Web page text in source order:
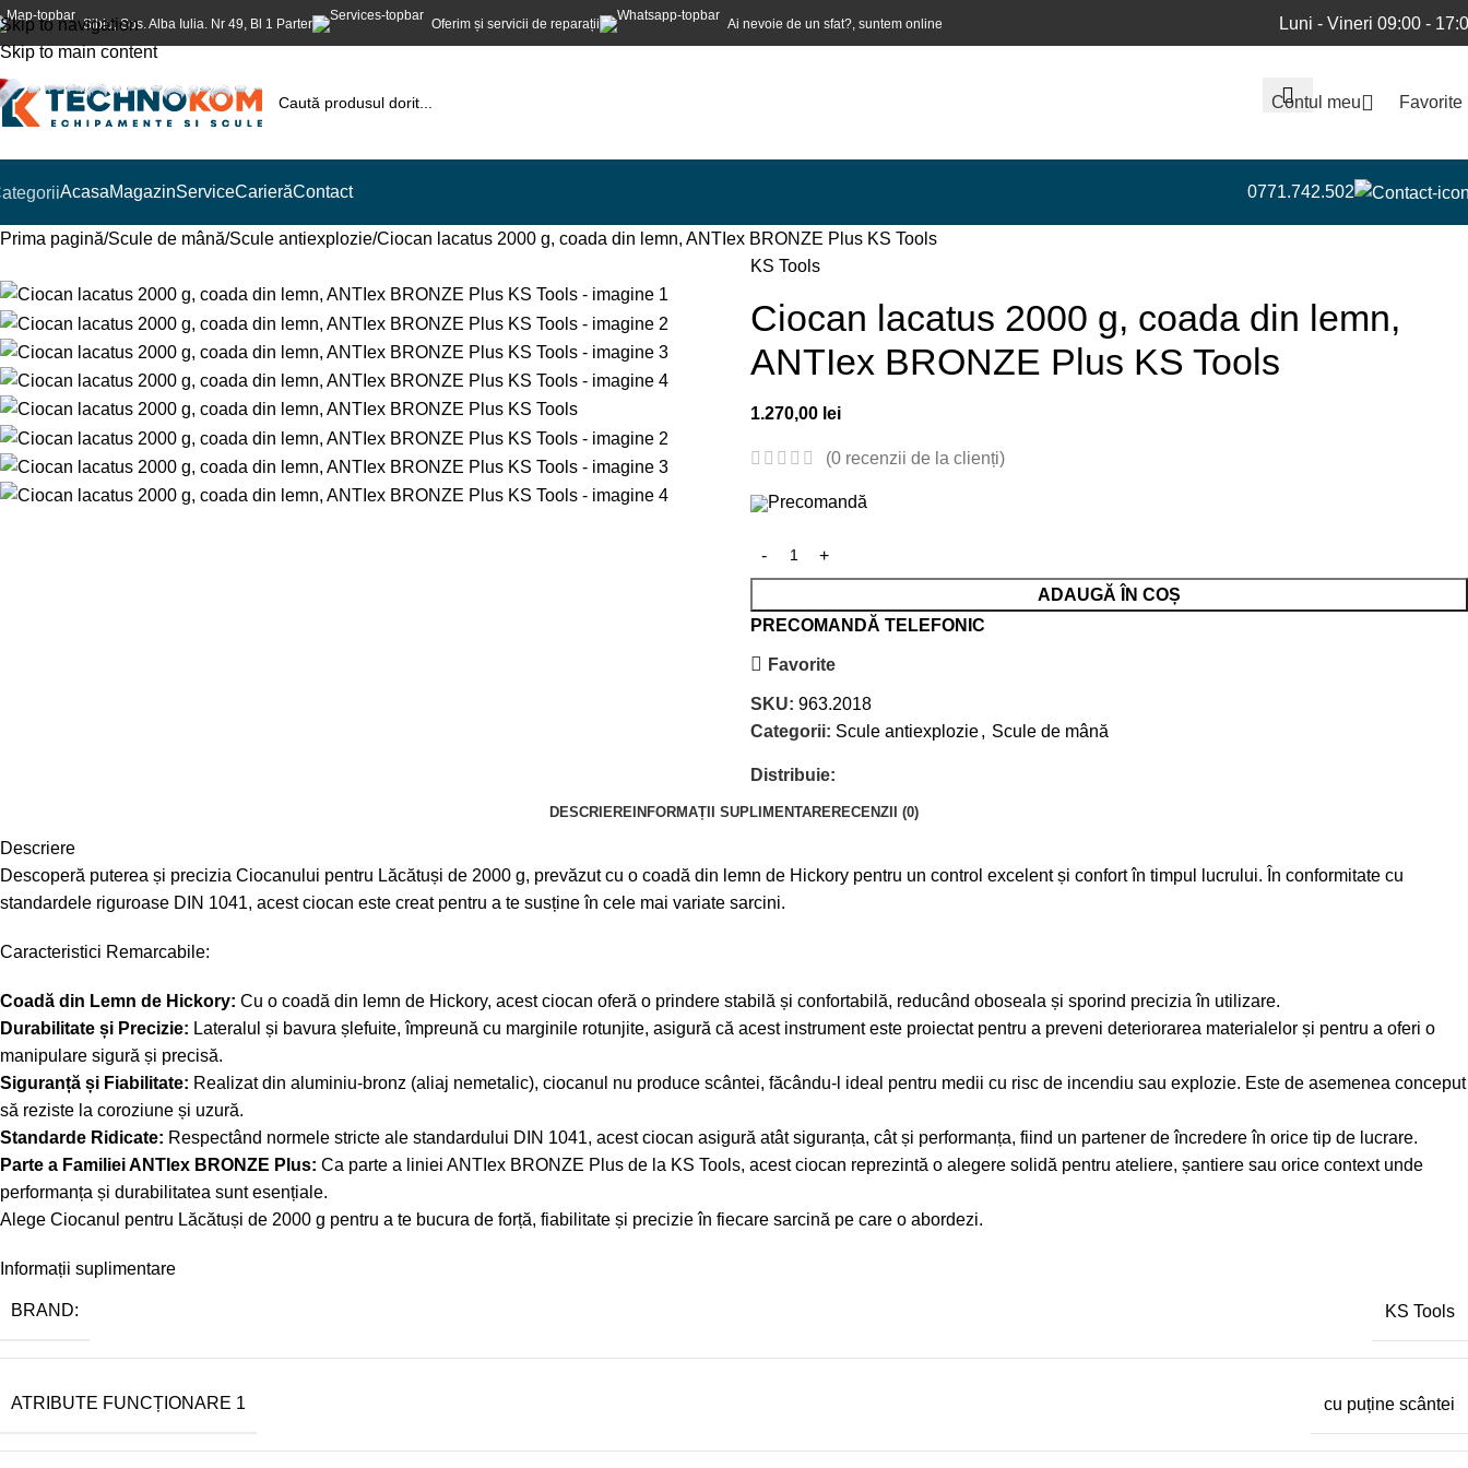
Skip to navigation
Skip to main content
Sibiu, Sos. Alba Iulia. Nr 49, Bl 1 Parter Oferim și servicii de reparații Ai nevoie de un sfat?, suntem online Luni - Vineri 09:00 -
Contul meu Favorite
AcasaMagazinServiceCarierăContact 0771.742.502
Prima pagină Scule de mână Scule antiexplozie Ciocan lacatus 2000 g, coada din lemn, ANTIex BRONZE Plus KS Tools
KS Tools
Ciocan lacatus 2000 g, coada din lemn,
ANTIex BRONZE Plus KS Tools
1.270,00 lei
(0 recenzii de la clienți)
Precomandă
ADAUGĂ ÎN COȘ
PRECOMANDĂ TELEFONIC
Favorite
SKU: 963.2018
Categorii: Scule antiexplozie, Scule de mână
Distribuie:
DESCRIERE INFORMAȚII SUPLIMENTARE RECENZII (0)
Descriere
Descoperă puterea și precizia Ciocanului pentru Lăcătuși de 2000 g, prevăzut cu o coadă din lemn de Hickory pentru un control excelent și confort în timpul lucrului. În conformitate cu
standardele riguroase DIN 1041, acest ciocan este creat pentru a te susține în cele mai variate sarcini.
Caracteristici Remarcabile:
Coadă din Lemn de Hickory: Cu o coadă din lemn de Hickory, acest ciocan oferă o prindere stabilă și confortabilă, reducând oboseala și sporind precizia în utilizare.
Durabilitate și Precizie: Lateralul și bavura șlefuite, împreună cu marginile rotunjite, asigură că acest instrument este proiectat pentru a preveni deteriorarea materialelor și pentru a oferi o
manipulare sigură și precisă.
Siguranță și Fiabilitate: Realizat din aluminiu-bronz (aliaj nemetalic), ciocanul nu produce scântei, făcându-l ideal pentru medii cu risc de incendiu sau explozie. Este de asemenea conceput
să reziste la coroziune și uzură.
Standarde Ridicate: Respectând normele stricte ale standardului DIN 1041, acest ciocan asigură atât siguranța, cât și performanța, fiind un partener de încredere în orice tip de lucrare.
Parte a Familiei ANTIex BRONZE Plus: Ca parte a liniei ANTIex BRONZE Plus de la KS Tools, acest ciocan reprezintă o alegere solidă pentru ateliere, șantiere sau orice context unde
performanța și durabilitatea sunt esențiale.
Alege Ciocanul pentru Lăcătuși de 2000 g pentru a te bucura de forță, fiabilitate și precizie în fiecare sarcină pe care o abordezi.
Informații suplimentare
BRAND: KS Tools
ATRIBUTE FUNCȚIONARE 1 cu puține scântei